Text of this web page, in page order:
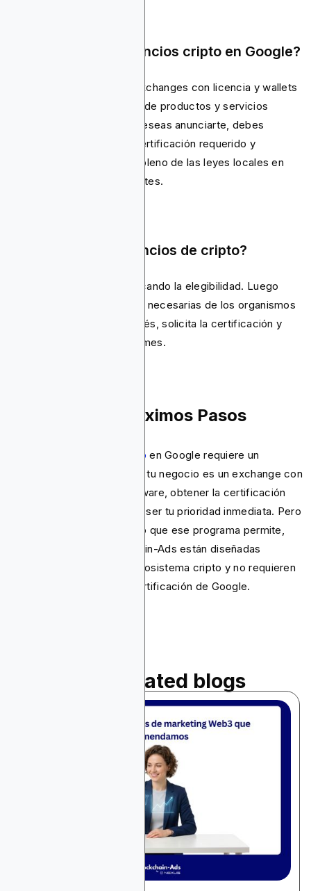
¿Puedo publicar anuncios cripto en Google?
Sí, pero únicamente para exchanges con licencia y wallets
de software bajo la política de productos y servicios
financieros de Google. Si deseas anunciarte, debes
completar el proceso de certificación requerido y
garantizar el cumplimiento pleno de las leyes locales en
cada mercado que segmentes.
¿Cómo publicar anuncios de cripto?
El proceso comienza verificando la elegibilidad. Luego
debes obtener las licencias necesarias de los organismos
reguladores locales. Después, solicita la certificación y
lanza tus campañas conformes.
Conclusión y Próximos Pasos
marketing cripto en Google requiere un
cumplimiento impecable. Si tu negocio es un exchange con
licencia o un wallet de software, obtener la certificación
obligatoria de Google debe ser tu prioridad inmediata. Pero
si necesitas ir más allá de lo que ese programa permite,
alternativas como Blockchain-Ads están diseñadas
específicamente para el ecosistema cripto y no requieren
pasar por el proceso de certificación de Google.
Read related blogs